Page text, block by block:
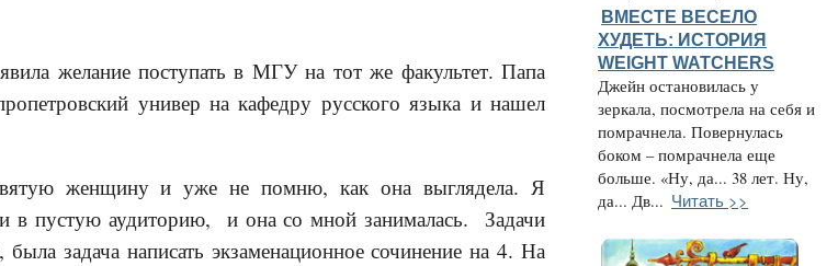
желание поступать в МГУ на тот же факультет. Папа
универ на кафедру русского языка и нашел
женщину и уже не помню, как она выглядела. Я
в пустую аудиторию, и она со мной занималась. Задачи
задача написать экзаменационное сочинение на 4. На
ВМЕСТЕ ВЕСЕЛО
ХУДЕТЬ: ИСТОРИЯ
WEIGHT WATCHERS
Джейн остановилась у
зеркала, посмотрела на себя и
помрачнела. Повернулась
боком – помрачнела еще
больше. «Ну, да... 38 лет. Ну,
да... Дв... Читать >>